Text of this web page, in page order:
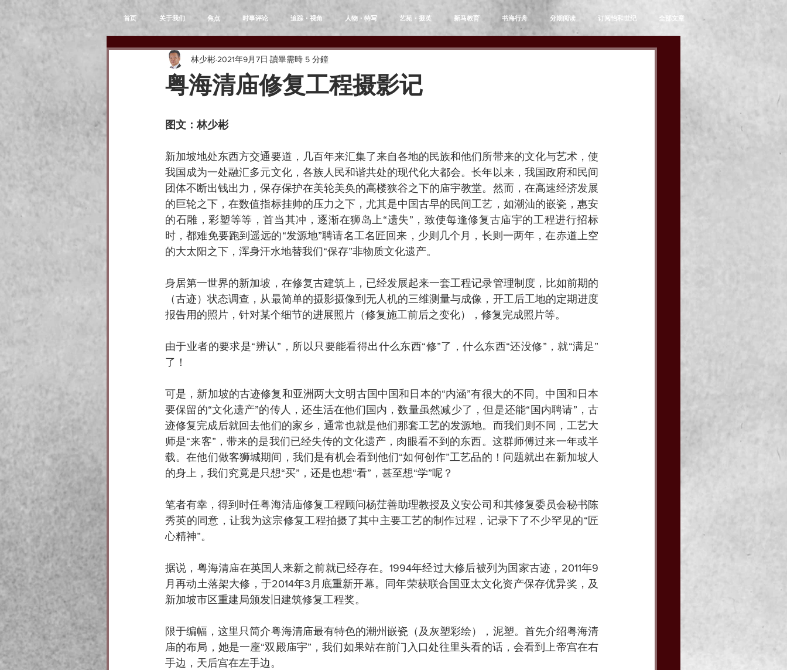
首页 关于我们 焦点 时事评论 追踪・视角 人物・特写 艺苑・掇英 新马教育 书海行舟 分期阅读 订阅怡和世纪 全部文章
粤海清庙修复工程摄影记
林少彬 2021年9月7日 讀畢需時 5 分鐘
图文：林少彬
新加坡地处东西方交通要道，几百年来汇集了来自各地的民族和他们所带来的文化与艺术，使
我国成为一处融汇多元文化，各族人民和谐共处的现代化大都会。长年以来，我国政府和民间
团体不断出钱出力，保存保护在美轮美奂的高楼狭谷之下的庙宇教堂。然而，在高速经济发展
的巨轮之下，在数值指标挂帅的压力之下，尤其是中国古早的民间工艺，如潮汕的嵌瓷，惠安
的石雕，彩塑等等，首当其冲，逐渐在狮岛上“遗失”，致使每逢修复古庙宇的工程进行招标
时，都难免要跑到遥远的“发源地”聘请名工名匠回来，少则几个月，长则一两年，在赤道上空
的大太阳之下，浑身汗水地替我们“保存”非物质文化遗产。
身居第一世界的新加坡，在修复古建筑上，已经发展起来一套工程记录管理制度，比如前期的
（古迹）状态调查，从最简单的摄影摄像到无人机的三维测量与成像，开工后工地的定期进度
报告用的照片，针对某个细节的进展照片（修复施工前后之变化），修复完成照片等。
由于业者的要求是“辨认”，所以只要能看得出什么东西“修”了，什么东西“还没修”，就“满足”
了！
可是，新加坡的古迹修复和亚洲两大文明古国中国和日本的“内涵”有很大的不同。中国和日本
要保留的“文化遗产”的传人，还生活在他们国内，数量虽然减少了，但是还能“国内聘请”，古
迹修复完成后就回去他们的家乡，通常也就是他们那套工艺的发源地。而我们则不同，工艺大
师是“来客”，带来的是我们已经失传的文化遗产，肉眼看不到的东西。这群师傅过来一年或半
载。在他们做客狮城期间，我们是有机会看到他们“如何创作”工艺品的！问题就出在新加坡人
的身上，我们究竟是只想“买”，还是也想“看”，甚至想“学”呢？
笔者有幸，得到时任粤海清庙修复工程顾问杨茳善助理教授及义安公司和其修复委员会秘书陈
秀英的同意，让我为这宗修复工程拍摄了其中主要工艺的制作过程，记录下了不少罕见的“匠
心精神”。
据说，粤海清庙在英国人来新之前就已经存在。1994年经过大修后被列为国家古迹，2011年9
月再动土落架大修，于2014年3月底重新开幕。同年荣获联合国亚太文化资产保存优异奖，及
新加坡市区重建局颁发旧建筑修复工程奖。
限于编幅，这里只简介粤海清庙最有特色的潮州嵌瓷（及灰塑彩绘），泥塑。首先介绍粤海清
庙的布局，她是一座“双殿庙宇”，我们如果站在前门入口处往里头看的话，会看到上帝宫在右
手边，天后宫在左手边。